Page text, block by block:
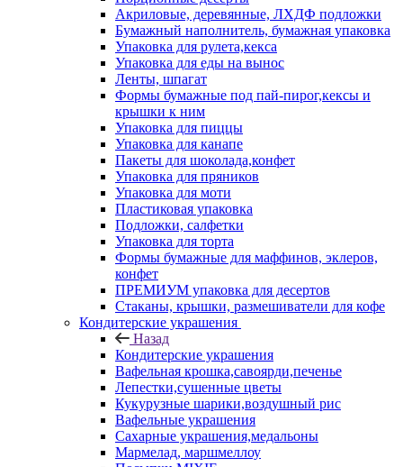
Акриловые, деревянные, ЛХДФ подложки
Бумажный наполнитель, бумажная упаковка
Упаковка для рулета,кекса
Упаковка для еды на вынос
Ленты, шпагат
Формы бумажные под пай-пирог,кексы и
крышки к ним
Упаковка для пиццы
Упаковка для канапе
Пакеты для шоколада,конфет
Упаковка для пряников
Упаковка для моти
Пластиковая упаковка
Подложки, салфетки
Упаковка для торта
Формы бумажные для маффинов, эклеров,
конфет
ПРЕМИУМ упаковка для десертов
Стаканы, крышки, размешиватели для кофе
Кондитерские украшения
Назад
Кондитерские украшения
Вафельная крошка,савоярди,печенье
Лепестки,сушенные цветы
Кукурузные шарики,воздушный рис
Вафельные украшения
Сахарные украшения,медальоны
Мармелад, маршмеллоу